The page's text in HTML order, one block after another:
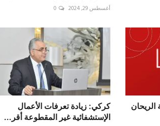
أغسطس 29, 2024 0
كركي: زيادة تعرفات الأعمال
الإستشفائية غير المقطوعة أقر...